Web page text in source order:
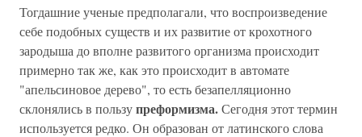
Тогдашние ученые предполагали, что воспроизведение
себе подобных существ и их развитие от крохотного
зародыша до вполне развитого организма происходит
примерно так же, как это происходит в автомате
"апельсиновое дерево", то есть безапелляционно
склонялись в пользупреформизма.Сегодня этот термин
используется редко. Он образован от латинского слова